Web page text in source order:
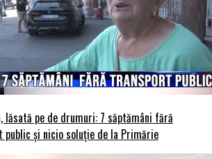
lăsată pe de drumuri: 7 săptămâni fără
public și nicio soluție de la Primărie